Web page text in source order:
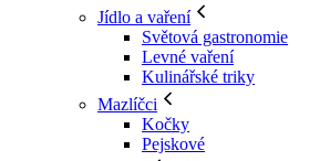
Jídlo a vaření
Světová gastronomie
Levné vaření
Kulinářské triky
Mazlíčci
Kočky
Pejskové